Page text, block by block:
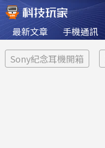
最新文章 手機通訊
Sony紀念耳機開箱